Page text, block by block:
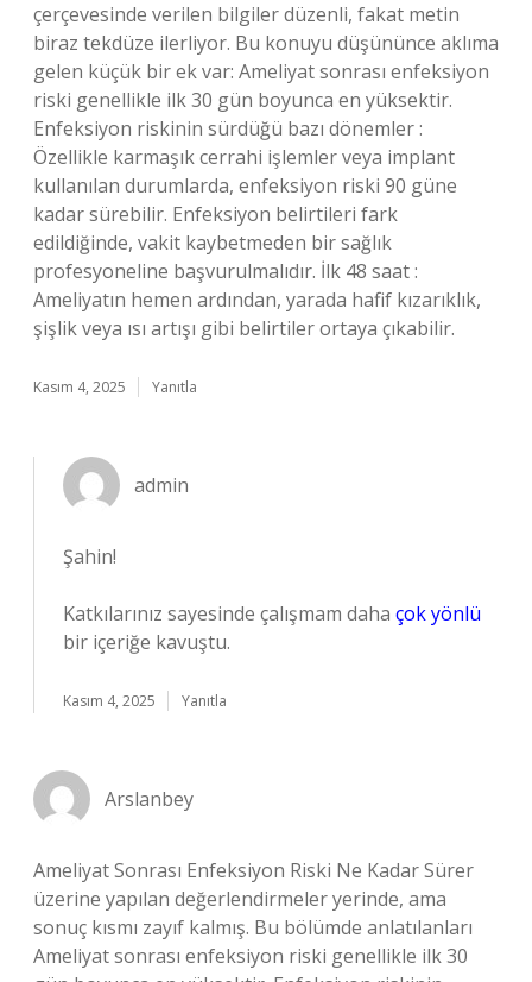
çerçevesinde verilen bilgiler düzenli, fakat metin
biraz tekdüze ilerliyor. Bu konuyu düşününce aklıma
gelen küçük bir ek var: Ameliyat sonrası enfeksiyon
riski genellikle ilk 30 gün boyunca en yüksektir.
Enfeksiyon riskinin sürdüğü bazı dönemler :
Özellikle karmaşık cerrahi işlemler veya implant
kullanılan durumlarda, enfeksiyon riski 90 güne
kadar sürebilir. Enfeksiyon belirtileri fark
edildiğinde, vakit kaybetmeden bir sağlık
profesyoneline başvurulmalıdır. İlk 48 saat :
Ameliyatın hemen ardından, yarada hafif kızarıklık,
şişlik veya ısı artışı gibi belirtiler ortaya çıkabilir.
Kasım 4, 2025 Yanıtla
admin
Şahin!
Katkılarınız sayesinde çalışmam daha çok yönlü
bir içeriğe kavuştu.
Kasım 4, 2025 Yanıtla
Arslanbey
Ameliyat Sonrası Enfeksiyon Riski Ne Kadar Sürer
üzerine yapılan değerlendirmeler yerinde, ama
sonuç kısmı zayıf kalmış. Bu bölümde anlatılanları
Ameliyat sonrası enfeksiyon riski genellikle ilk 30